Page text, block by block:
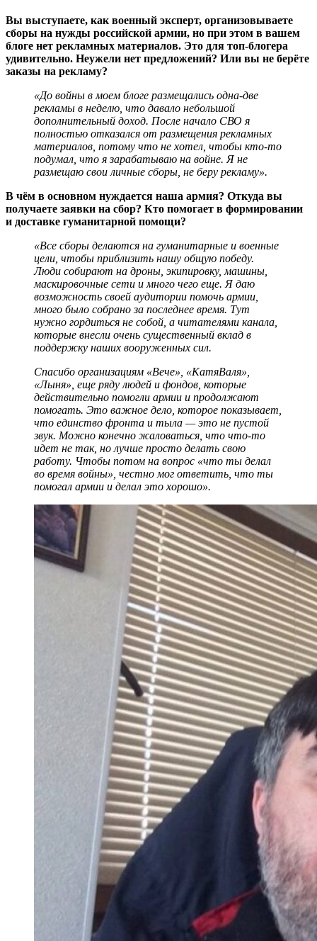
Вы выступаете, как военный эксперт, организовываете
сборы на нужды российской армии, но при этом в вашем
блоге нет рекламных материалов. Это для топ-блогера
удивительно. Неужели нет предложений? Или вы не берёте
заказы на рекламу?
«До войны в моем блоге размещались одна-две
рекламы в неделю, что давало небольшой
дополнительный доход. После начало СВО я
полностью отказался от размещения рекламных
материалов, потому что не хотел, чтобы кто-то
подумал, что я зарабатываю на войне. Я не
размещаю свои личные сборы, не беру рекламу».
В чём в основном нуждается наша армия? Откуда вы
получаете заявки на сбор? Кто помогает в формировании
и доставке гуманитарной помощи?
«Все сборы делаются на гуманитарные и военные
цели, чтобы приблизить нашу общую победу.
Люди собирают на дроны, экипировку, машины,
маскировочные сети и много чего еще. Я даю
возможность своей аудитории помочь армии,
много было собрано за последнее время. Тут
нужно гордиться не собой, а читателями канала,
которые внесли очень существенный вклад в
поддержку наших вооруженных сил.
Спасибо организациям «Вече», «КатяВаля»,
«Лыня», еще ряду людей и фондов, которые
действительно помогли армии и продолжают
помогать. Это важное дело, которое показывает,
что единство фронта и тыла — это не пустой
звук. Можно конечно жаловаться, что что-то
идет не так, но лучше просто делать свою
работу. Чтобы потом на вопрос «что ты делал
во время войны», честно мог ответить, что ты
помогал армии и делал это хорошо».